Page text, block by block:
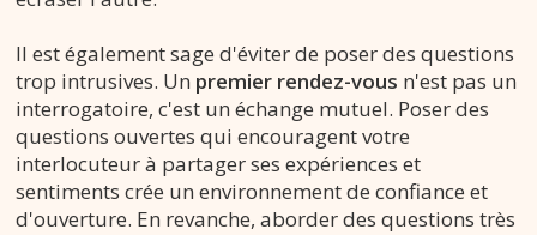
Il est également sage d'éviter de poser des questions
trop intrusives. Un premier rendez-vous n'est pas un
interrogatoire, c'est un échange mutuel. Poser des
questions ouvertes qui encouragent votre
interlocuteur à partager ses expériences et
sentiments crée un environnement de confiance et
d'ouverture. En revanche, aborder des questions très